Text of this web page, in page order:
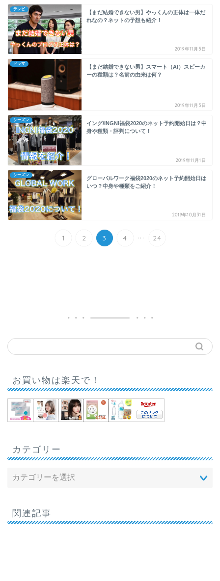
テレビ
【まだ結婚できない男】やっくんの正体は一体だ
れなの？ネットの予想も紹介！
2019年11月5日
ドラマ
【まだ結婚できない男】スマート（AI）スピーカ
ーの種類は？名前の由来は何？
2019年11月5日
シーズン
イング/INGNI福袋2020のネット予約開始日は？中
身や種類・評判について！
2019年11月1日
シーズン
グローバルワーク福袋2020のネット予約開始日は
いつ？中身や種類をご紹介！
2019年10月31日
1 2 3 4 ... 24
お買い物は楽天で！
カテゴリー
関連記事